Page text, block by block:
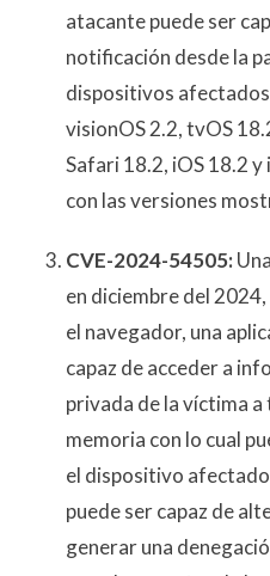
atacante puede ser
notificación desde la
dispositivos
visionOS 2.2, tvOS
Safari 18.2, iOS 18.2
con las versiones
CVE-2024-54505:
en diciembre del
el navegador, una
capaz de acceder a
privada de la víctima
memoria con lo cual
el dispositivo
puede ser capaz de
generar una